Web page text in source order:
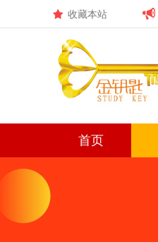
收藏本站
首页